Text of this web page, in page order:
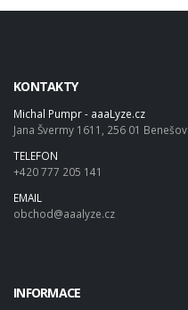
KONTAKTY
Michal Pumpr - aaaLyze.cz
Jana Švermy 1611, 256 01 Benešov
TELEFON
+420 777 205 141
EMAIL
obchod@aaalyze.cz
INFORMACE